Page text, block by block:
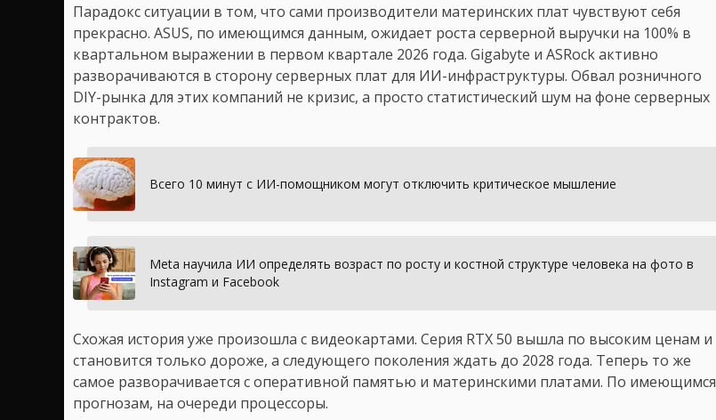
Парадокс ситуации в том, что сами производители материнских плат чувствуют себя
прекрасно. ASUS, по имеющимся данным, ожидает роста серверной выручки на 100% в
квартальном выражении в первом квартале 2026 года. Gigabyte и ASRock активно
разворачиваются в сторону серверных плат для ИИ-инфраструктуры. Обвал розничного
DIY-рынка для этих компаний не кризис, а просто статистический шум на фоне серверных
контрактов.
Всего 10 минут с ИИ-помощником могут отключить критическое мышление
Meta научила ИИ определять возраст по росту и костной структуре человека на фото в
Instagram и Facebook
Схожая история уже произошла с видеокартами. Серия RTX 50 вышла по высоким ценам и
становится только дороже, а следующего поколения ждать до 2028 года. Теперь то же
самое разворачивается с оперативной памятью и материнскими платами. По имеющимся
прогнозам, на очереди процессоры.